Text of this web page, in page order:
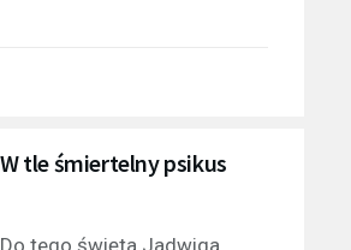
tle śmiertelny psikus
tego święta Jadwiga